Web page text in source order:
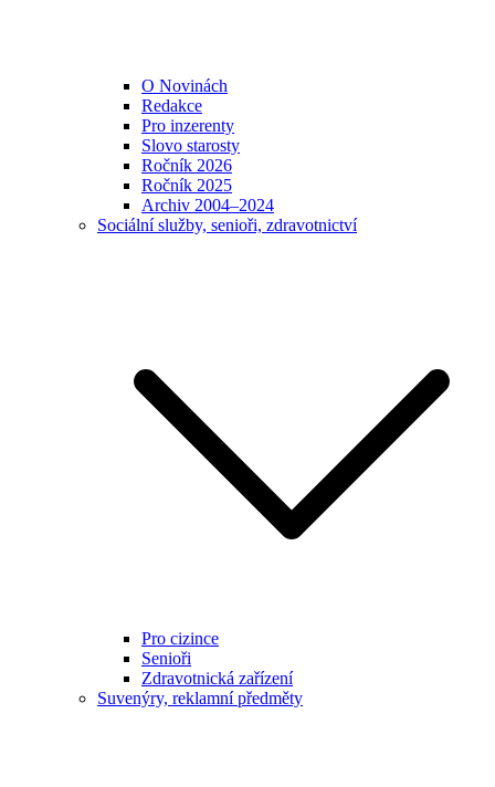
O Novinách
Redakce
Pro inzerenty
Slovo starosty
Ročník 2026
Ročník 2025
Archiv 2004–2024
Sociální služby, senioři, zdravotnictví
Pro cizince
Senioři
Zdravotnická zařízení
Suvenýry, reklamní předměty